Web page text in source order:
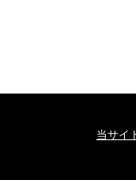
当サイ